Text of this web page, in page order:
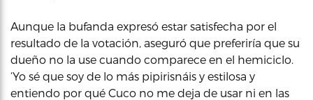
Aunque la bufanda expresó estar satisfecha por el
resultado de la votación, aseguró que preferiría que su
dueño no la use cuando comparece en el hemiciclo.
‘Yo sé que soy de lo más pipirisnáis y estilosa y
entiendo por qué Cuco no me deja de usar ni en las